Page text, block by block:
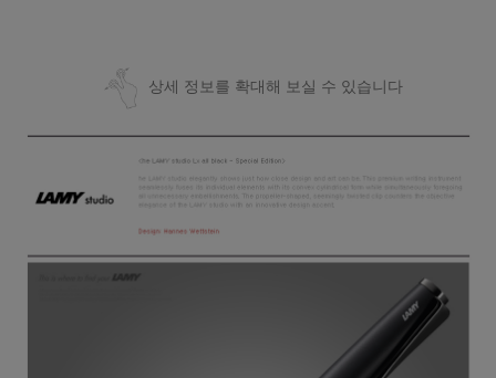
상세 정보를 확대해 보실 수 있습니다